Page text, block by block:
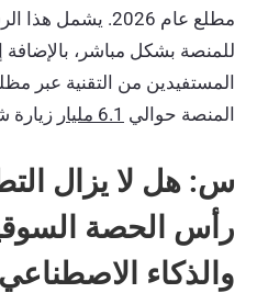
مطلع عام 2026. يشمل هذا الرقم
للمنصة بشكل مباشر،
المنصة حوالي 6.1 مليار زيارة
س: هل لا يزال
والذكاء